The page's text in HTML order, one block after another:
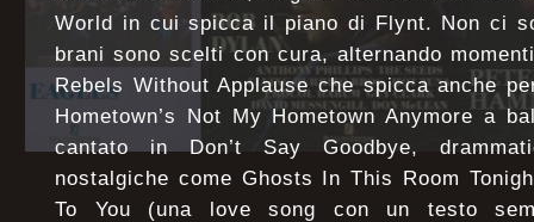
World in cui spicca il piano di Flynt. Non ci
brani sono scelti con cura, alternando
Rebels Without Applause che spicca anche
Hometown’s Not My Hometown Anymore a
cantato in Don’t Say Goodbye,
nostalgiche come Ghosts In This Room
To You (una love song con un testo